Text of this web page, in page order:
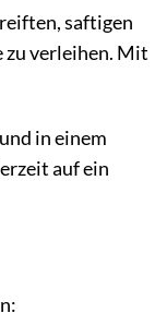
saftigen
zu verleihen. Mit
in einem
auf ein